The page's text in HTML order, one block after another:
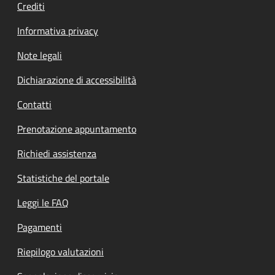
Crediti
Informativa privacy
Note legali
Dichiarazione di accessibilità
Contatti
Prenotazione appuntamento
Richiedi assistenza
Statistiche del portale
Leggi le FAQ
Pagamenti
Riepilogo valutazioni